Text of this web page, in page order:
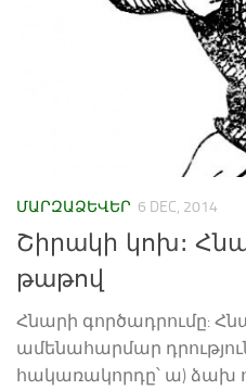
ՄԱՐԶԱՁԵՎԵՐ 6 DEC, 2014
Շիրակի կոխ:
թաթով
Հնարի գործադրումը:
ամենահարմար
հակառակորդը՝ ա) ձախ